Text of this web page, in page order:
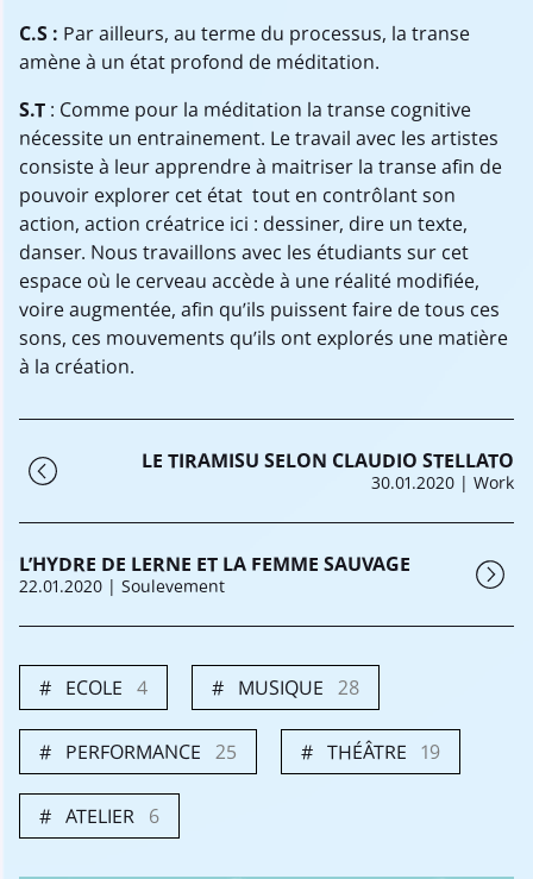
C.S : Par ailleurs, au terme du processus, la transe
amène à un état profond de méditation.
S.T : Comme pour la méditation la transe cognitive
nécessite un entrainement. Le travail avec les artistes
consiste à leur apprendre à maitriser la transe afin de
pouvoir explorer cet état tout en contrôlant son
action, action créatrice ici : dessiner, dire un texte,
danser. Nous travaillons avec les étudiants sur cet
espace où le cerveau accède à une réalité modifiée,
voire augmentée, afin qu’ils puissent faire de tous ces
sons, ces mouvements qu’ils ont explorés une matière
à la création.
LE TIRAMISU SELON CLAUDIO STELLATO
30.01.2020 | Work
L’HYDRE DE LERNE ET LA FEMME SAUVAGE
22.01.2020 | Soulevement
ECOLE 4 MUSIQUE 28
PERFORMANCE 25 THÉÂTRE 19
ATELIER 6